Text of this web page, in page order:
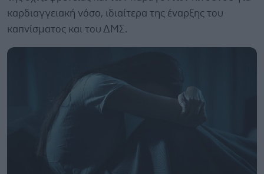
καρδιαγγειακή νόσο, ιδιαίτερα της έναρξης του
καπνίσματος και του ΔΜΣ.